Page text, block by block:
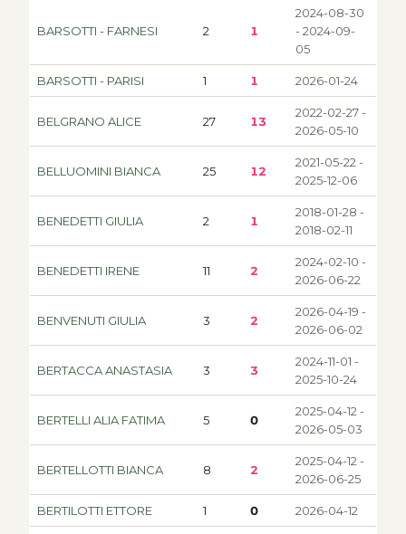
BARSOTTI - FARNESI 2 1
2024-08-30
- 2024-09-
05
BARSOTTI - PARISI 1 1 2026-01-24
BELGRANO ALICE 27 13
2022-02-27 -
2026-05-10
BELLUOMINI BIANCA 25 12
2021-05-22 -
2025-12-06
BENEDETTI GIULIA 2 1
2018-01-28 -
2018-02-11
BENEDETTI IRENE 11 2
2024-02-10 -
2026-06-22
BENVENUTI GIULIA 3 2
2026-04-19 -
2026-06-02
BERTACCA ANASTASIA 3 3
2024-11-01 -
2025-10-24
BERTELLI ALIA FATIMA 5 0
2025-04-12 -
2026-05-03
BERTELLOTTI BIANCA 8 2
2025-04-12 -
2026-06-25
BERTILOTTI ETTORE 1 0 2026-04-12